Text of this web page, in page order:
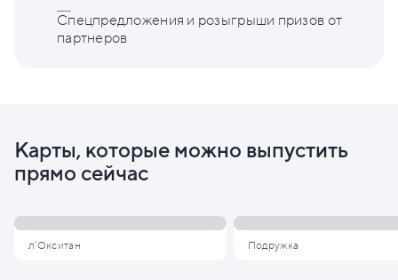
Спецпредложения и розыгрыши призов от
партнеров
Карты, которые можно выпустить
прямо сейчас
л'Окситан Подружка